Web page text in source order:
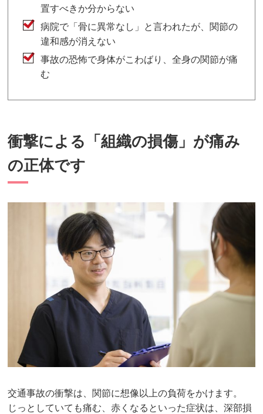
置すべきか分からない
病院で「骨に異常なし」と言われたが、関節の
違和感が消えない
事故の恐怖で身体がこわばり、全身の関節が痛
む
衝撃による「組織の損傷」が痛み
の正体です
交通事故の衝撃は、関節に想像以上の負荷をかけます。
じっとしていても痛む、赤くなるといった症状は、深部損